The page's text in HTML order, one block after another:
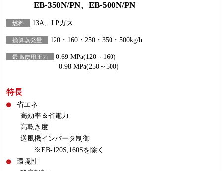
EB-350N/PN、EB-500N/PN
燃料 13A、LPガス
換算蒸発量 120・160・250・350・500kg/h
最高使用圧力
0.69 MPa(120～160)
0.98 MPa(250～500)
特長
省エネ
高効率＆省電力
高乾き度
送風機インバータ制御
※EB-120S,160Sを除く
環境性